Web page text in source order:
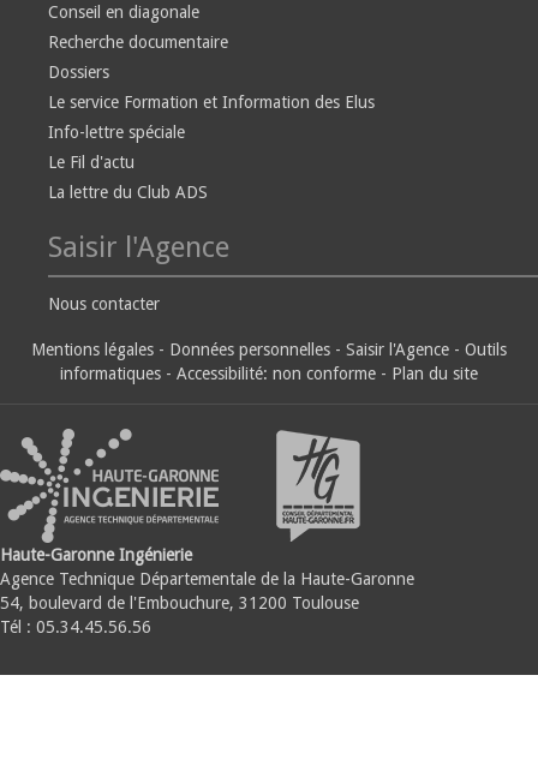
Conseil en diagonale
Recherche documentaire
Dossiers
Le service Formation et Information des Elus
Info-lettre spéciale
Le Fil d'actu
La lettre du Club ADS
Saisir l'Agence
Nous contacter
Mentions légales - Données personnelles - Saisir l'Agence - Outils
informatiques - Accessibilité: non conforme - Plan du site
Haute-Garonne Ingénierie
Agence Technique Départementale de la Haute-Garonne
54, boulevard de l'Embouchure, 31200 Toulouse
Tél : 05.34.45.56.56